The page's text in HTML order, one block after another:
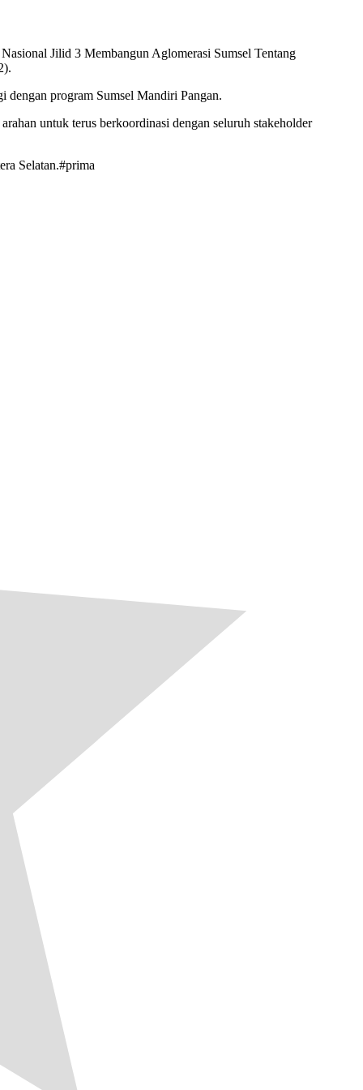
Jilid 3 Membangun Aglomerasi Sumsel Tentang
program Sumsel Mandiri Pangan.
untuk terus berkoordinasi dengan seluruh stakeholder
Selatan.#prima